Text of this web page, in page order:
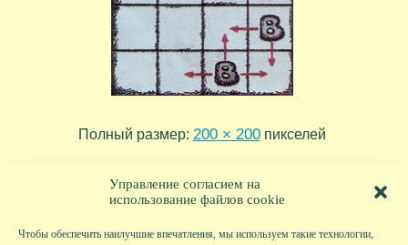
Управление согласием на
использование файлов cookie
Чтобы обеспечить наилучшие впечатления, мы используем такие технологии,
Полный размер: 200 × 200пикселей